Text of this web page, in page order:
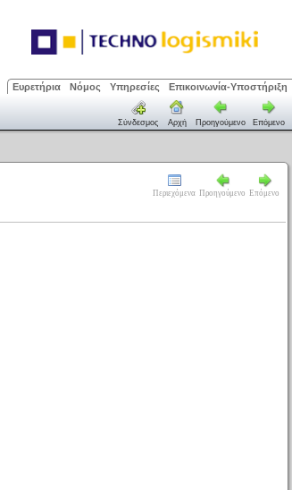
Ευρετήρια Νόμος Υπηρεσίες Επικοινωνία-Υποστήριξη
Σύνδεσμος Αρχή Προηγούμενο Επόμενο